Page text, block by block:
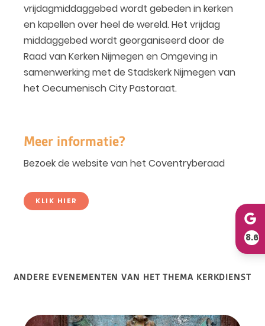
vrijdagmiddaggebed wordt gebeden in kerken
en kapellen over heel de wereld. Het vrijdag
middaggebed wordt georganiseerd door de
Raad van Kerken Nijmegen en Omgeving in
samenwerking met de Stadskerk Nijmegen van
het Oecumenisch City Pastoraat.
Meer informatie?
Bezoek de website van het Coventryberaad
KLIK HIER
ANDERE EVENEMENTEN VAN HET THEMA KERKDIENST
8.6